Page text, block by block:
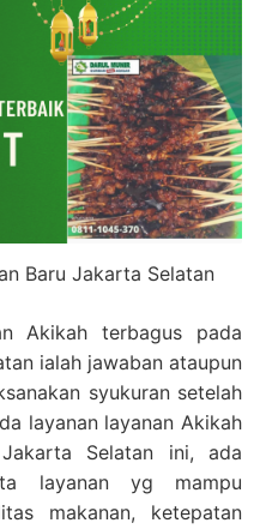
Baru Jakarta Selatan
Akikah terbagus pada
ialah jawaban ataupun
syukuran setelah
layanan layanan Akikah
Selatan ini, ada
layanan yg mampu
makanan, ketepatan